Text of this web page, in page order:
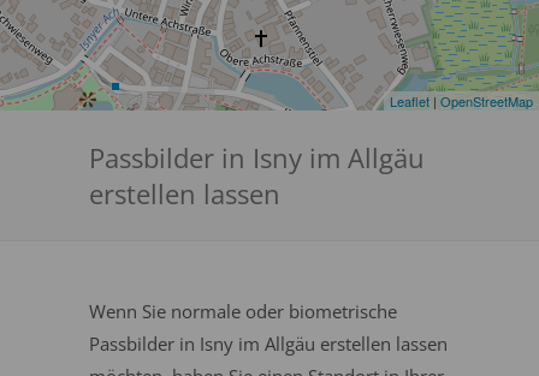
Leaflet | OpenStreetMap
Passbilder in Isny im Allgäu
erstellen lassen
Wenn Sie normale oder biometrische
Passbilder in Isny im Allgäu erstellen lassen